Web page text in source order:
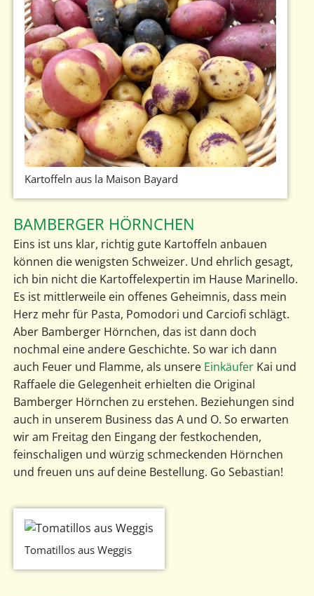
Kartoffeln aus la Maison Bayard
BAMBERGER HÖRNCHEN
Eins ist uns klar, richtig gute Kartoffeln anbauen
können die wenigsten Schweizer. Und ehrlich gesagt,
ich bin nicht die Kartoffelexpertin im Hause Marinello.
Es ist mittlerweile ein offenes Geheimnis, dass mein
Herz mehr für Pasta, Pomodori und Carciofi schlägt.
Aber Bamberger Hörnchen, das ist dann doch
nochmal eine andere Geschichte. So war ich dann
auch Feuer und Flamme, als unsere EinkäuferKai und
Raffaele die Gelegenheit erhielten die Original
Bamberger Hörnchen zu erstehen. Beziehungen sind
auch in unserem Business das A und O. So erwarten
wir am Freitag den Eingang der festkochenden,
feinschaligen und würzig schmeckenden Hörnchen
und freuen uns auf deine Bestellung. Go Sebastian!
Tomatillos aus Weggis